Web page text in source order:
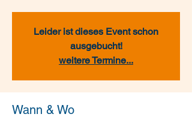
Leider ist dieses Event schon
ausgebucht!
weitere Termine...
Wann & Wo